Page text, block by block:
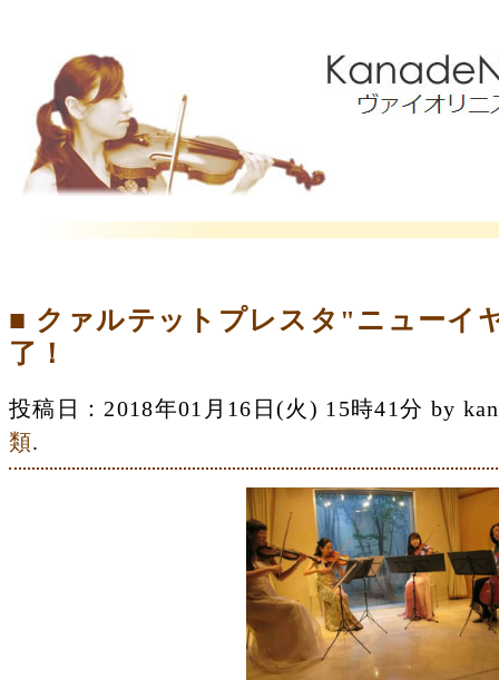
■ クァルテットプレスタ"ニューイ
了！
投稿日：2018年01月16日(火) 15時41分 by
類.